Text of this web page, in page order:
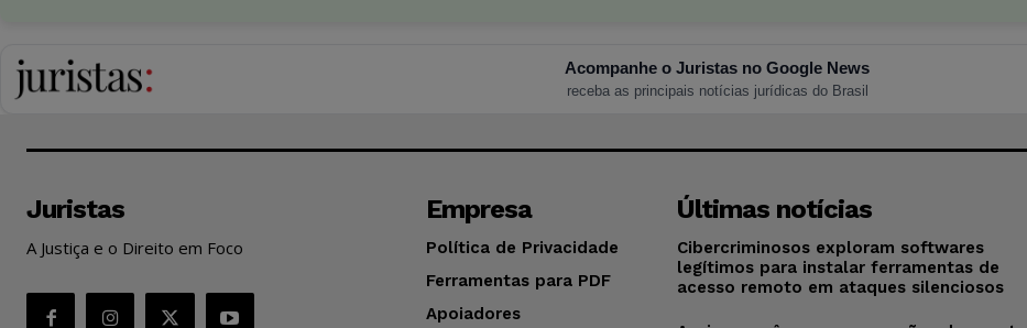
Acompanhe o Juristas no Google News
receba as principais notícias jurídicas do Brasil
Juristas
A Justiça e o Direito em Foco
Empresa
Política de Privacidade
Ferramentas para PDF
Apoiadores
Últimas notícias
Cibercriminosos exploram softwares
legítimos para instalar ferramentas de
acesso remoto em ataques silenciosos